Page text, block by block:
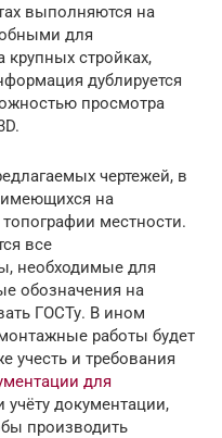
выполняются на
для
крупных стройках,
дублируется
просмотра
чертежей, в
имеющихся на
местности.
все
необходимые для
обозначения на
ГОСТу. В ином
работы будет
учесть и требования
для
учёту документации,
производить